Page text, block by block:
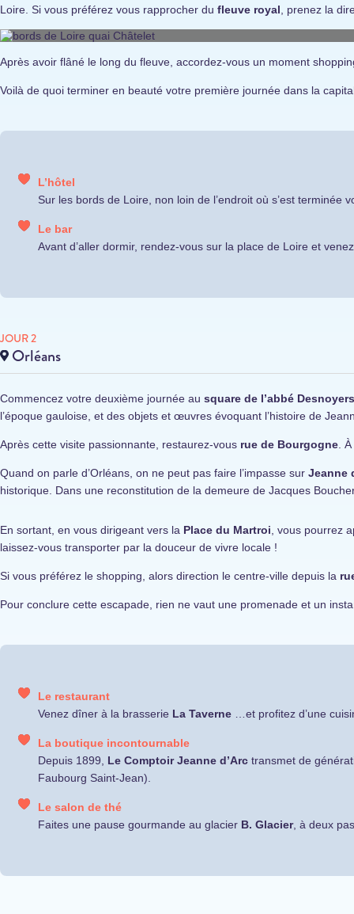
Loire. Si vous préférez vous rapprocher du fleuve royal, prenez la
Après avoir flâné le long du fleuve, accordez-vous un moment
Voilà de quoi terminer en beauté votre première journée dans la
L’hôtel
Sur les bords de Loire, non loin de l’endroit où s’est terminée
Le bar
Avant d’aller dormir, rendez-vous sur la place de Loire et
JOUR 2
Orléans
Commencez votre deuxième journée au square de l’abbé Desnoyers
l’époque gauloise, et des objets et œuvres évoquant l’histoire de
Après cette visite passionnante, restaurez-vous rue de Bourgogne.
Quand on parle d’Orléans, on ne peut pas faire l’impasse sur Jeanne
historique. Dans une reconstitution de la demeure de Jacques
En sortant, en vous dirigeant vers la Place du Martroi, vous pourrez
laissez-vous transporter par la douceur de vivre locale !
Si vous préférez le shopping, alors direction le centre-ville depuis la
Pour conclure cette escapade, rien ne vaut une promenade et un
Le restaurant
Venez dîner à la brasserie La Taverne …et profitez d’une
La boutique incontournable
Depuis 1899, Le Comptoir Jeanne d’Arc transmet de
Faubourg Saint-Jean).
Le salon de thé
Faites une pause gourmande au glacier B. Glacier, à deux